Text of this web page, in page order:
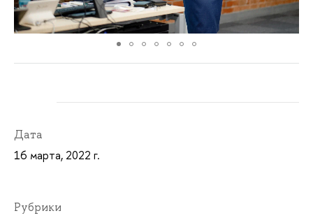
Дата
16 марта, 2022 г.
Рубрики